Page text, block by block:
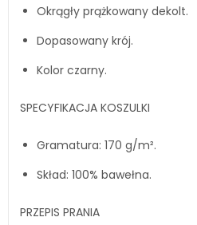
Okrągły prążkowany dekolt.
Dopasowany krój.
Kolor czarny.
SPECYFIKACJA KOSZULKI
Gramatura: 170 g/m².
Skład: 100% bawełna.
PRZEPIS PRANIA